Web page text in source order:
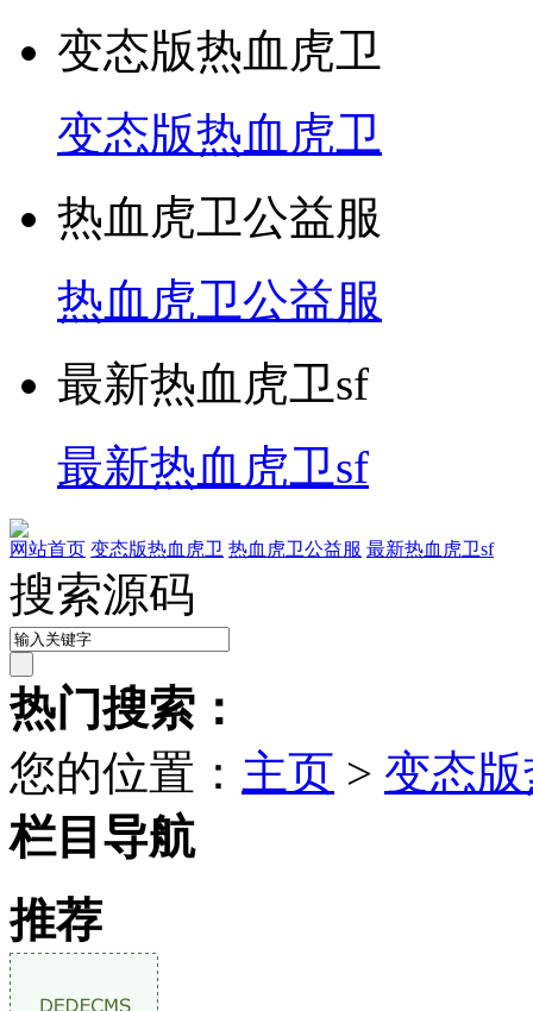
变态版热血虎卫
变态版热血虎卫
热血虎卫公益服
热血虎卫公益服
最新热血虎卫sf
最新热血虎卫sf
网站首页 变态版热血虎卫 热血虎卫公益服 最新热血虎卫sf
搜索源码
热门搜索：
您的位置： 主页 > 变态
栏目导航
推荐